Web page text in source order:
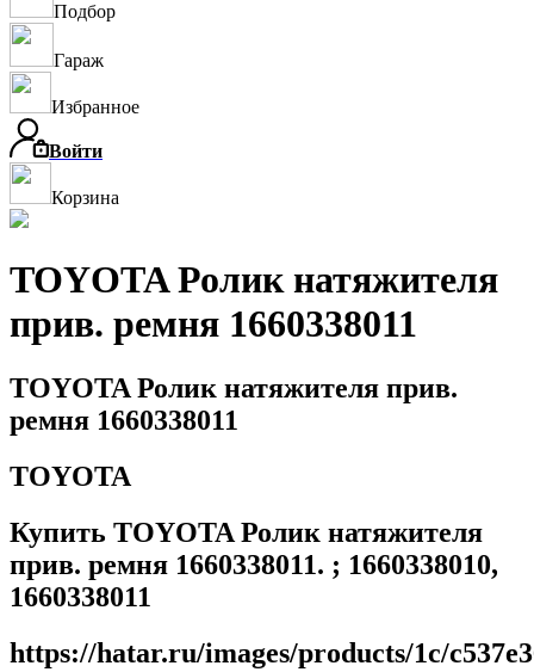
Подбор
Гараж
Избранное
Войти
Корзина
TOYOTA Ролик натяжителя
прив. ремня 1660338011
TOYOTA Ролик натяжителя прив.
ремня 1660338011
TOYOTA
Купить TOYOTA Ролик натяжителя
прив. ремня 1660338011. ; 1660338010,
1660338011
https://hatar.ru/images/products/1c/